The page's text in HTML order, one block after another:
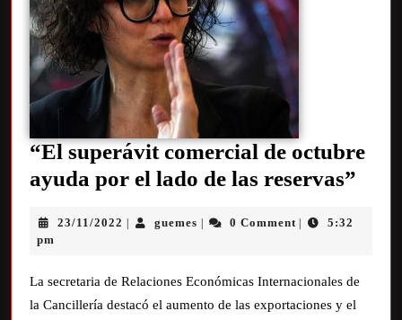
“El superávit comercial de octubre
ayuda por el lado de las reservas”
23/11/2022 guemes 0 Comment
5:32
pm
La secretaria de Relaciones Económicas Internacionales de
la Cancillería destacó el aumento de las exportaciones y el